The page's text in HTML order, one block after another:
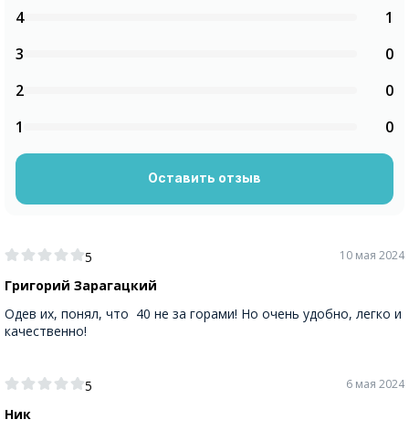
5
Григорий Зарагацкий
10 мая 2024
Одев их, понял, что 40 не за горами! Но очень удобно, легко и
качественно!
5
Ник
6 мая 2024
4
1
3
0
2
0
1
0
Оставить отзыв